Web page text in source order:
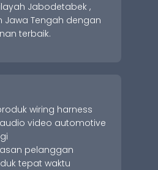
Jabodetabek ,
Jawa Tengah dengan
terbaik.
wiring harness
video automotive
pelanggan
tepat waktu